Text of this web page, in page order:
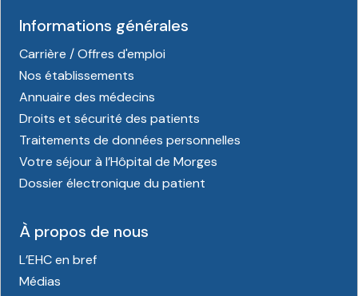
Informations générales
Carrière / Offres d'emploi
Nos établissements
Annuaire des médecins
Droits et sécurité des patients
Traitements de données personnelles
Votre séjour à l’Hôpital de Morges
Dossier électronique du patient
À propos de nous
L’EHC en bref
Médias